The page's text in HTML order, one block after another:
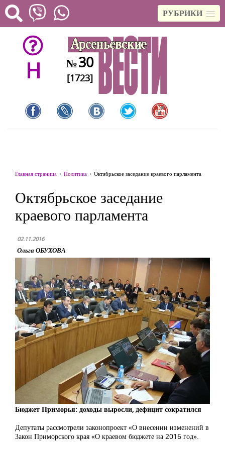
РУБРИКИ
H №30
[1723]
Главная страница Политика Октябрьское заседание краевого парламента
Октябрьское заседание
краевого парламента
02.11.2016
Ольга ОБУХОВА
Бюджет Приморья: доходы выросли, дефицит сократился
Депутаты рассмотрели законопроект «О внесении изменений в
Закон Приморского края «О краевом бюджете на 2016 год».